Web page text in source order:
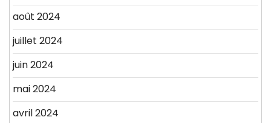
août 2024
juillet 2024
juin 2024
mai 2024
avril 2024